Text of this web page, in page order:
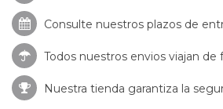
Consulte nuestros plazos de
Todos nuestros envios viajan de
Nuestra tienda garantiza la